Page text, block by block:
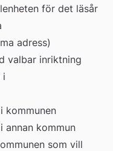
för det läsår
adress)
valbar inriktning
i
kommunen
kommun
som vill